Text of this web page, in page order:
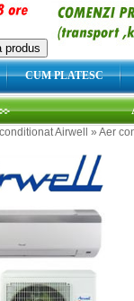
CUM PLATESC
Airwell » Aer